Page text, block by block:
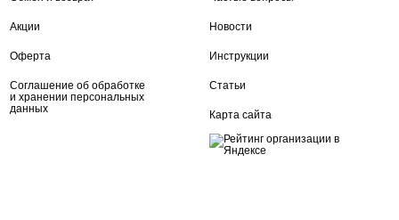
Акции
Оферта
Соглашение об обработке
и хранении персональных
данных
Новости
Инструкции
Статьи
Карта сайта